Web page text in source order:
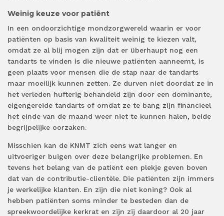
Weinig keuze voor patiënt
In een ondoorzichtige mondzorgwereld waarin er voor
patiënten op basis van kwaliteit weinig te kiezen valt,
omdat ze al blij mogen zijn dat er überhaupt nog een
tandarts te vinden is die nieuwe patiënten aanneemt, is
geen plaats voor mensen die de stap naar de tandarts
maar moeilijk kunnen zetten. Ze durven niet doordat ze in
het verleden hufterig behandeld zijn door een dominante,
eigengereide tandarts of omdat ze te bang zijn financieel
het einde van de maand weer niet te kunnen halen, beide
begrijpelijke oorzaken.
Misschien kan de KNMT zich eens wat langer en
uitvoeriger buigen over deze belangrijke problemen. En
tevens het belang van de patiënt een plekje geven boven
dat van de contributie-clientèle. Die patiënten zijn immers
je werkelijke klanten. En zijn die niet koning? Ook al
hebben patiënten soms minder te besteden dan de
spreekwoordelijke kerkrat en zijn zij daardoor al 20 jaar